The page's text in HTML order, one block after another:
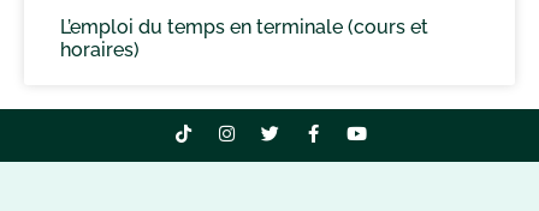
L’emploi du temps en terminale (cours et
horaires)